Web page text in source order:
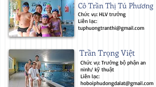
Chức vụ: HLV trưởng
Liên lạc:
tuphuongtranthi@gmail.com
Cô Trần Thị Tú Phương
Trần Trọng Việt
Chức vụ: Trưởng bộ phận an
ninh/ kỹ thuật
Liên lạc:
hoboiphudongdalat@gmail.com